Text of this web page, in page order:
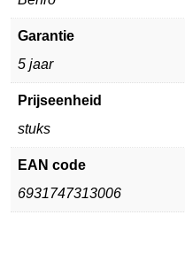
Garantie
5 jaar
Prijseenheid
stuks
EAN code
6931747313006